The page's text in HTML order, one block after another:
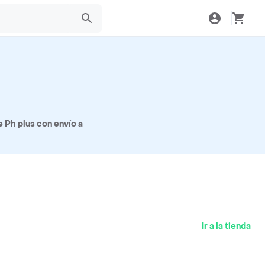
plus con envío a
Ir a la tienda